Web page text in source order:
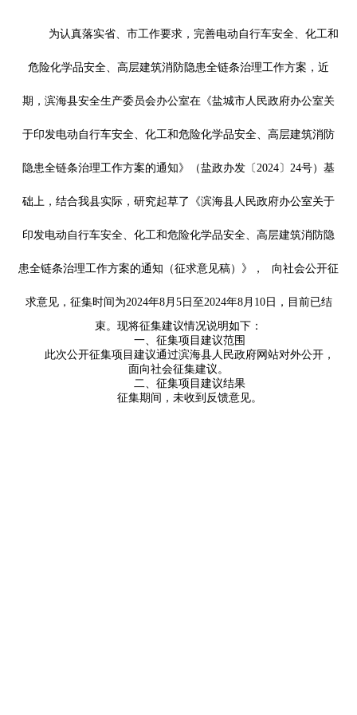
为认真落实省、市工作要求，完善电动自行车安全、化工和
危险化学品安全、高层建筑消防隐患全链条治理工作方案，近
期，滨海县安全生产委员会办公室在《盐城市人民政府办公室关
于印发电动自行车安全、化工和危险化学品安全、高层建筑消防
隐患全链条治理工作方案的通知》（盐政办发〔2024〕24号）基
础上，结合我县实际，研究起草了《滨海县人民政府办公室关于
印发电动自行车安全、化工和危险化学品安全、高层建筑消防隐
患全链条治理工作方案的通知（征求意见稿）》 ， 向社会公开征
求意见， 征集时间为2024年8月5日至2024年8月10日，目前已结
束。现将征集建议情况说明如下：
一、征集项目建议范围
此次公开征集项目建议通过滨海县人民政府网站对外公开，
面向社会征集建议。
二、征集项目建议结果
征集期间，未收到反馈意见。